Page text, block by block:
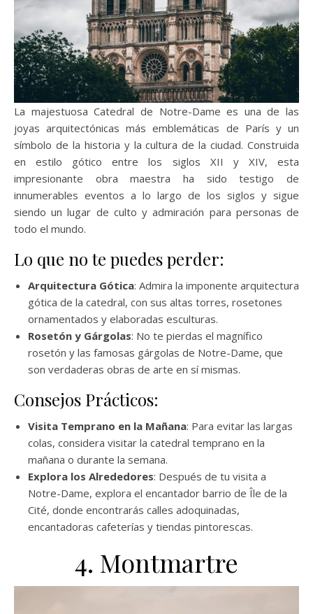
La majestuosa Catedral de Notre-Dame es una de las
joyas arquitectónicas más emblemáticas de París y un
símbolo de la historia y la cultura de la ciudad. Construida
en estilo gótico entre los siglos XII y XIV, esta
impresionante obra maestra ha sido testigo de
innumerables eventos a lo largo de los siglos y sigue
siendo un lugar de culto y admiración para personas de
todo el mundo.
Lo que no te puedes perder:
Arquitectura Gótica: Admira la imponente arquitectura
gótica de la catedral, con sus altas torres, rosetones
ornamentados y elaboradas esculturas.
Rosetón y Gárgolas: No te pierdas el magnífico
rosetón y las famosas gárgolas de Notre-Dame, que
son verdaderas obras de arte en sí mismas.
Consejos Prácticos:
Visita Temprano en la Mañana: Para evitar las largas
colas, considera visitar la catedral temprano en la
mañana o durante la semana.
Explora los Alrededores: Después de tu visita a
Notre-Dame, explora el encantador barrio de Île de la
Cité, donde encontrarás calles adoquinadas,
encantadoras cafeterías y tiendas pintorescas.
4. Montmartre